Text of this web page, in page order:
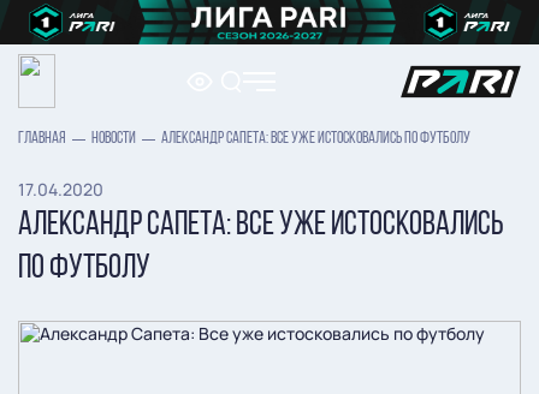
ГЛАВНАЯ НОВОСТИ АЛЕКСАНДР САПЕТА: ВСЕ УЖЕ ИСТОСКОВАЛИСЬ ПО ФУТБОЛУ
17.04.2020
АЛЕКСАНДР САПЕТА: ВСЕ УЖЕ ИСТОСКОВАЛИСЬ
ПО ФУТБОЛУ